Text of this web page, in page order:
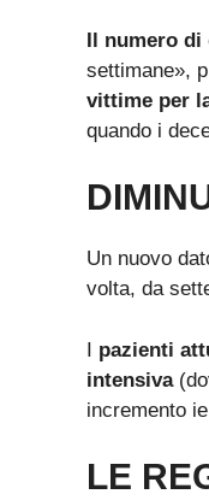
Il numero di
settimane»,
vittime per
quando i
Un nuovo
volta, da
I pazienti
intensiva
incremento
LE